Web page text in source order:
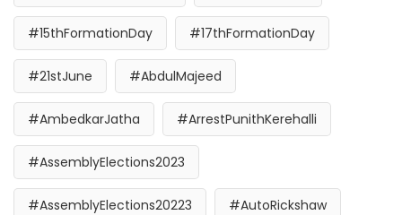
#15thFormationDay #17thFormationDay
#21stJune #AbdulMajeed
#AmbedkarJatha #ArrestPunithKerehalli
#AssemblyElections2023
#AssemblyElections20223 #AutoRickshaw